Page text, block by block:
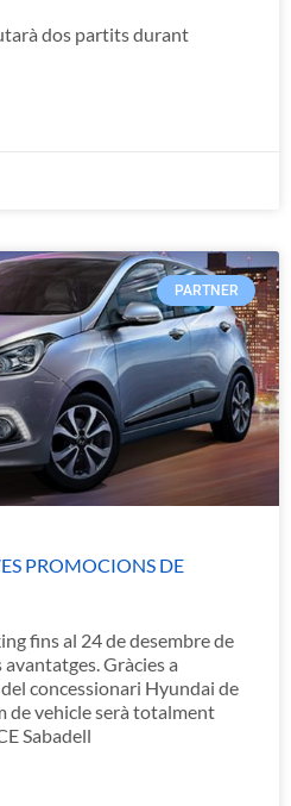
dos partits durant
PARTNER
PROMOCIONS DE
fins al 24 de desembre de
Gràcies a
concessionari Hyundai de
de vehicle serà totalment
Sabadell